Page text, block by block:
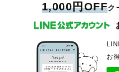
1,000円OFFク
お